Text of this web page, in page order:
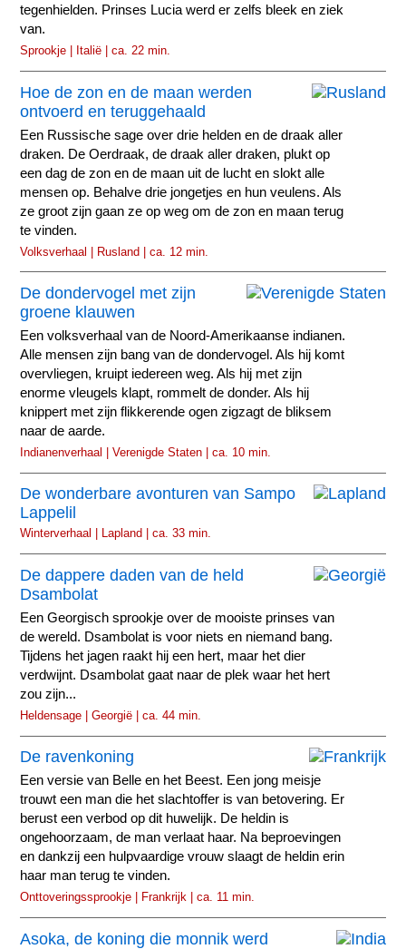
tegenhielden. Prinses Lucia werd er zelfs bleek en ziek
van.
Sprookje | Italië | ca. 22 min.
Hoe de zon en de maan werden
ontvoerd en teruggehaald
Een Russische sage over drie helden en de draak aller
draken. De Oerdraak, de draak aller draken, plukt op
een dag de zon en de maan uit de lucht en slokt alle
mensen op. Behalve drie jongetjes en hun veulens. Als
ze groot zijn gaan ze op weg om de zon en maan terug
te vinden.
Volksverhaal | Rusland | ca. 12 min.
De dondervogel met zijn
groene klauwen
Een volksverhaal van de Noord-Amerikaanse indianen.
Alle mensen zijn bang van de dondervogel. Als hij komt
overvliegen, kruipt iedereen weg. Als hij met zijn
enorme vleugels klapt, rommelt de donder. Als hij
knippert met zijn flikkerende ogen zigzagt de bliksem
naar de aarde.
Indianenverhaal | Verenigde Staten | ca. 10 min.
De wonderbare avonturen van Sampo
Lappelil
Winterverhaal | Lapland | ca. 33 min.
De dappere daden van de held
Dsambolat
Een Georgisch sprookje over de mooiste prinses van
de wereld. Dsambolat is voor niets en niemand bang.
Tijdens het jagen raakt hij een hert, maar het dier
verdwijnt. Dsambolat gaat naar de plek waar het hert
zou zijn...
Heldensage | Georgië | ca. 44 min.
De ravenkoning
Een versie van Belle en het Beest. Een jong meisje
trouwt een man die het slachtoffer is van betovering. Er
berust een verbod op dit huwelijk. De heldin is
ongehoorzaam, de man verlaat haar. Na beproevingen
en dankzij een hulpvaardige vrouw slaagt de heldin erin
haar man terug te vinden.
Onttoveringssprookje | Frankrijk | ca. 11 min.
Asoka, de koning die monnik werd